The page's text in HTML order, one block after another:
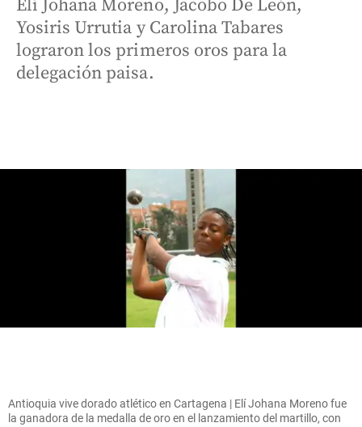
Elí Johana Moreno, Jacobo De León,
Yosiris Urrutia y Carolina Tabares
lograron los primeros oros para la
delegación paisa.
Antioquia vive dorado atlético en Cartagena | Elí Johana Moreno fue
la ganadora de la medalla de oro en el lanzamiento del martillo, con